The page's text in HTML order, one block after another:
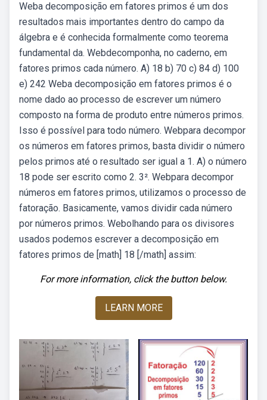
Weba decomposição em fatores primos é um dos
resultados mais importantes dentro do campo da
álgebra e é conhecida formalmente como teorema
fundamental da. Webdecomponha, no caderno, em
fatores primos cada número. A) 18 b) 70 c) 84 d) 100
e) 242 Weba decomposição em fatores primos é o
nome dado ao processo de escrever um número
composto na forma de produto entre números primos.
Isso é possível para todo número. Webpara decompor
os números em fatores primos, basta dividir o número
pelos primos até o resultado ser igual a 1. A) o número
18 pode ser escrito como 2. 3². Webpara decompor
números em fatores primos, utilizamos o processo de
fatoração. Basicamente, vamos dividir cada número
por números primos. Webolhando para os divisores
usados podemos escrever a decomposição em
fatores primos de [math] 18 [/math] assim:
For more information, click the button below.
LEARN MORE